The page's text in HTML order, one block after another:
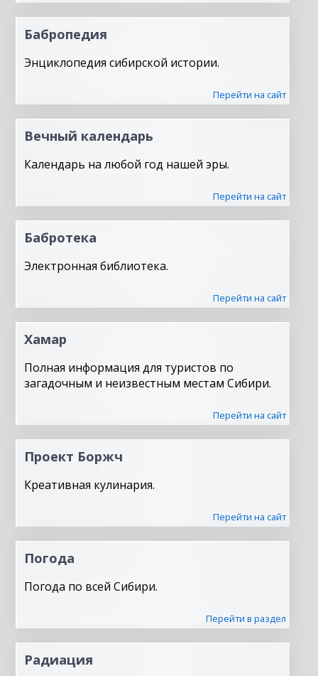
Бабропедия
Энциклопедия сибирской истории.
Перейти на сайт
Вечный календарь
Календарь на любой год нашей эры.
Перейти на сайт
Бабротека
Электронная библиотека.
Перейти на сайт
Хамар
Полная информация для туристов по
загадочным и неизвестным местам Сибири.
Перейти на сайт
Проект Боржч
Креативная кулинария.
Перейти на сайт
Погода
Погода по всей Сибири.
Перейти в раздел
Радиация